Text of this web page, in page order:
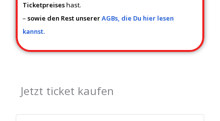
Ticketpreiseshast.
–sowie den Rest unsererAGBs, die Du hier lesen
kannst.
Jetzt ticket kaufen